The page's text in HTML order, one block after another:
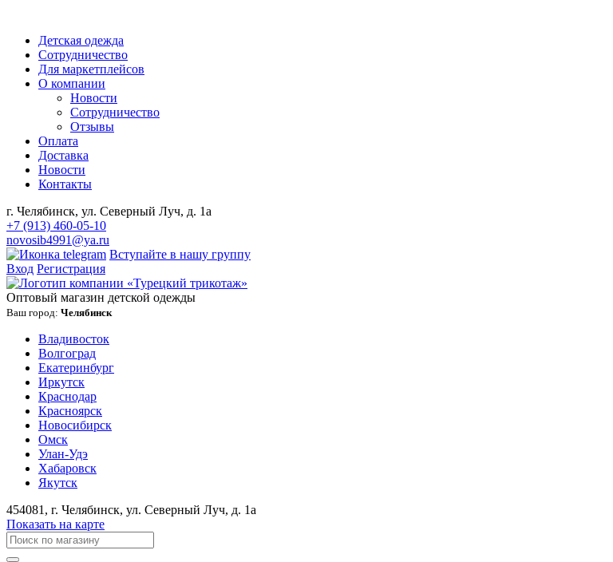
Детская одежда
Сотрудничество
Для маркетплейсов
О компании
Новости
Сотрудничество
Отзывы
Оплата
Доставка
Новости
Контакты
г. Челябинск, ул. Северный Луч, д. 1а
+7 (913) 460-05-10
novosib4991@ya.ru
Вступайте в нашу группу
Вход Регистрация
Оптовый магазин детской одежды
Ваш город: Челябинск
Владивосток
Волгоград
Екатеринбург
Иркутск
Краснодар
Красноярск
Новосибирск
Омск
Улан-Удэ
Хабаровск
Якутск
454081 , г. Челябинск, ул. ​Северный Луч, д. 1а
Показать на карте